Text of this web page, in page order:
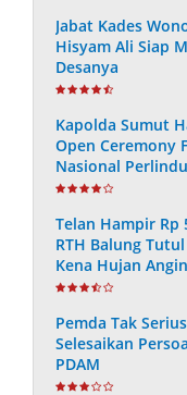
Jabat Kades
Hisyam Ali Siap
Desanya
Kapolda Sumut
Open Ceremony
Nasional
Anak ke-V Tahun
Telan Hampir Rp
RTH Balung
Kena Hujan
Pemda Tak Serius
Selesaikan
PDAM